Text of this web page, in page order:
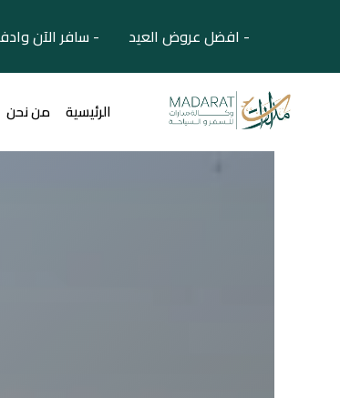
- افضل عروض العيد - سافر الآن
الرئيسية من نحن